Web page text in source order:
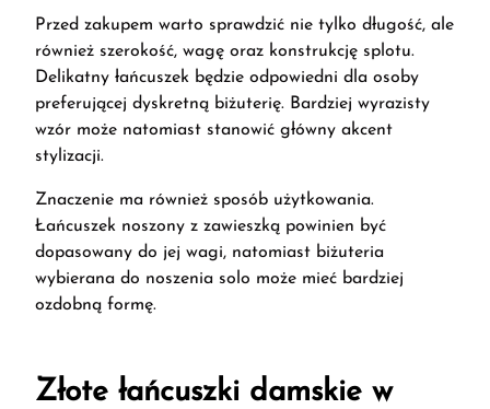
Przed zakupem warto sprawdzić nie tylko długość, ale
również szerokość, wagę oraz konstrukcję splotu.
Delikatny łańcuszek będzie odpowiedni dla osoby
preferującej dyskretną biżuterię. Bardziej wyrazisty
wzór może natomiast stanowić główny akcent
stylizacji.
Znaczenie ma również sposób użytkowania.
Łańcuszek noszony z zawieszką powinien być
dopasowany do jej wagi, natomiast biżuteria
wybierana do noszenia solo może mieć bardziej
ozdobną formę.
Złote łańcuszki damskie w